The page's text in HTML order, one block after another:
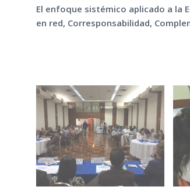
El enfoque sistémico aplicado a la
en red, Corresponsabilidad,